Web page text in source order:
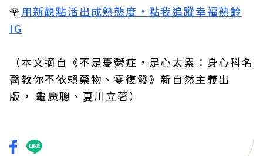
🌹 用新觀點活出成熟態度，點我追蹤幸福熟齡
IG
（本文摘自 《不是憂鬱症，是心太累：身心科名
醫教你不依賴藥物、零復發》新自然主義出
版， 龜廣聰、夏川立著）